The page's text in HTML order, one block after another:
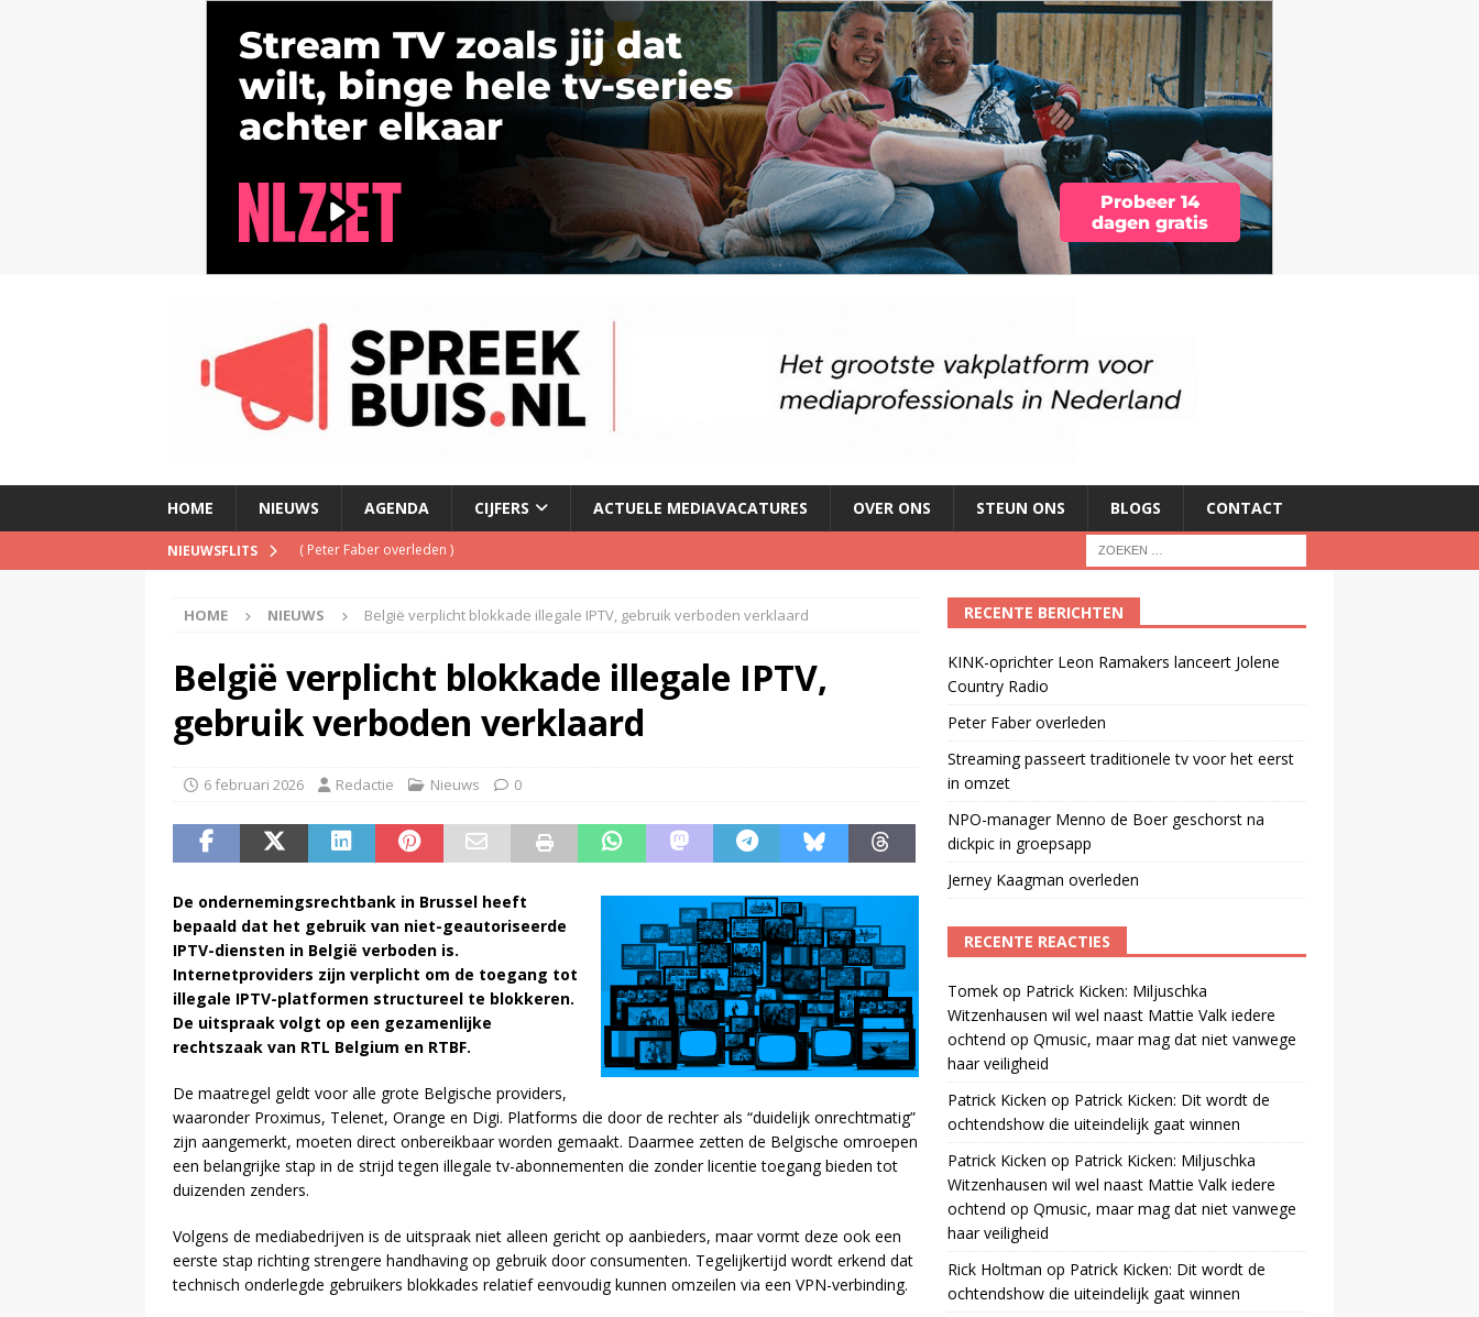
HOME NIEUWS AGENDA CIJFERS ACTUELE MEDIAVACATURES OVER ONS STEUN ONS BLOGS CONTACT
NIEUWSFLITS ( Peter Faber overleden )
(NPO-manager Menno de Boer geschorst na dickpic in groepsapp)
Jerney Kaagman overleden
KINK-oprichter Leon Ramakers lanceert Jolene Country Radio
HOME NIEUWS België verplicht blokkade illegale IPTV, gebruik verboden verklaard
België verplicht blokkade illegale IPTV,
gebruik verboden verklaard
6 februari 2026 Redactie Nieuws 0
De ondernemingsrechtbank in Brussel heeft
bepaald dat het gebruik van niet-geautoriseerde
IPTV-diensten in België verboden is.
Internetproviders zijn verplicht om de toegang tot
illegale IPTV-platformen structureel te blokkeren.
De uitspraak volgt op een gezamenlijke
rechtszaak van RTL Belgium en RTBF.
De maatregel geldt voor alle grote Belgische providers,
waaronder Proximus, Telenet, Orange en Digi. Platforms die door de rechter als “duidelijk onrechtmatig”
zijn aangemerkt, moeten direct onbereikbaar worden gemaakt. Daarmee zetten de Belgische omroepen
een belangrijke stap in de strijd tegen illegale tv-abonnementen die zonder licentie toegang bieden tot
duizenden zenders.
Volgens de mediabedrijven is de uitspraak niet alleen gericht op aanbieders, maar vormt deze ook een
eerste stap richting strengere handhaving op gebruik door consumenten. Tegelijkertijd wordt erkend dat
technisch onderlegde gebruikers blokkades relatief eenvoudig kunnen omzeilen via een VPN-verbinding.
RECENTE BERICHTEN
KINK-oprichter Leon Ramakers lanceert Jolene
Country Radio
Peter Faber overleden
Streaming passeert traditionele tv voor het eerst
in omzet
NPO-manager Menno de Boer geschorst na
dickpic in groepsapp
Jerney Kaagman overleden
RECENTE REACTIES
Tomekop Patrick Kicken: Miljuschka
Witzenhausen wil wel naast Mattie Valk iedere
ochtend op Qmusic, maar mag dat niet vanwege
haar veiligheid
Patrick Kicken op Patrick Kicken: Dit wordt de
ochtendshow die uiteindelijk gaat winnen
Patrick Kicken op Patrick Kicken: Miljuschka
Witzenhausen wil wel naast Mattie Valk iedere
ochtend op Qmusic, maar mag dat niet vanwege
haar veiligheid
Rick Holtman op Patrick Kicken: Dit wordt de
ochtendshow die uiteindelijk gaat winnen